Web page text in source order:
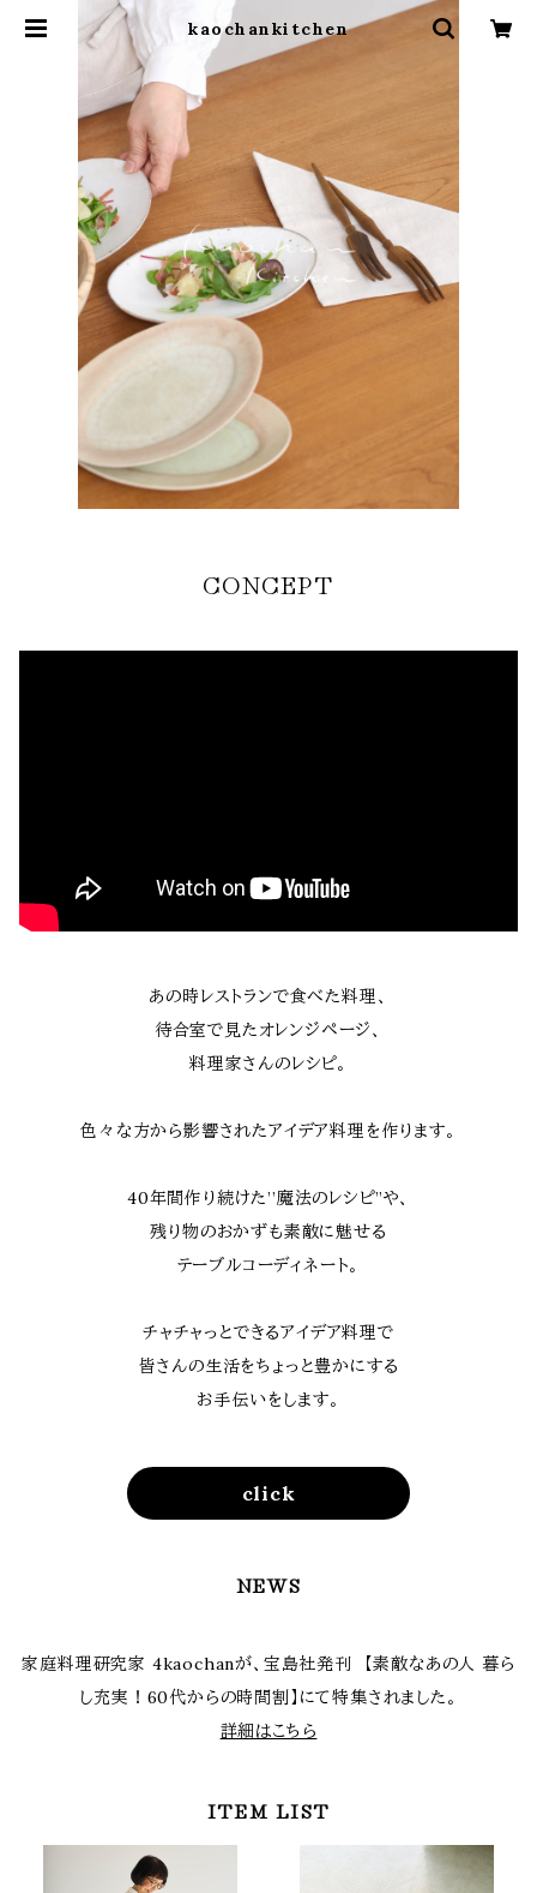
kaochankitchen
CONCEPT
あの時レストランで食べた料理、
待合室で見たオレンジページ、
料理家さんのレシピ。
色々な方から影響されたアイデア料理を作ります。
40年間作り続けた’’魔法のレシピ”や、
残り物のおかずも素敵に魅せる
テーブルコーディネート。
チャチャっとできるアイデア料理で
皆さんの生活をちょっと豊かにする
お手伝いをします。
click
NEWS
家庭料理研究家 4kaochanが、宝島社発刊 【素敵なあの人 暮ら
し充実！60代からの時間割】にて特集されました。
詳細はこちら
ITEM LIST